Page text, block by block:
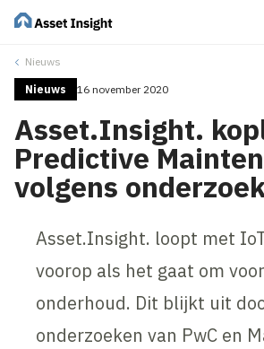
Nieuws
Nieuws 16 november 2020
Asset.Insight.
Predictive
volgens
Asset.Insight. loopt met
voorop als het gaat om
onderhoud. Dit blijkt uit
onderzoeken van PwC en